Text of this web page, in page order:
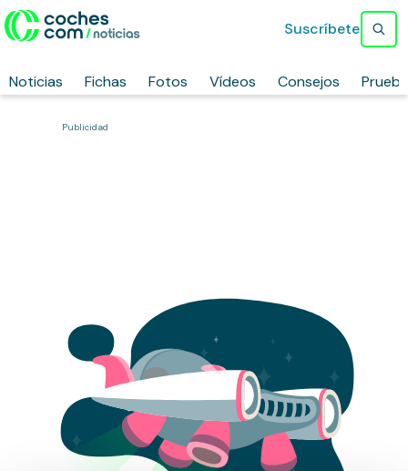
Noticias Fichas Fotos Vídeos Consejos
Suscríbete
Publicidad